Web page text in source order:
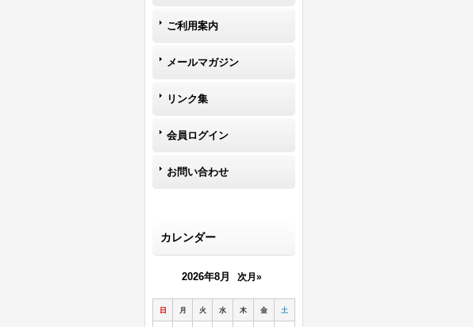
ご利用案内
メールマガジン
リンク集
会員ログイン
お問い合わせ
カレンダー
2026年8月 次月»
日 月 火 水 木 金 土